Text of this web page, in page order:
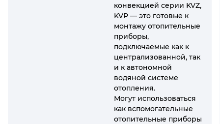
конвекцией серии KVZ,
KVP — это готовые к
монтажу отопительные
приборы,
подключаемые как к
централизованной, так
и к автономной
водяной системе
отопления.
Могут использоваться
как вспомогательные
отопительные приборы